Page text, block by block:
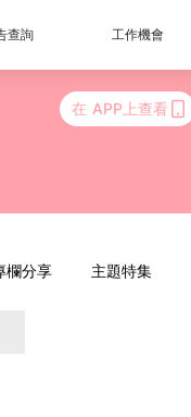
查詢 工作機會
在 APP上查看
欄分享 主題特集